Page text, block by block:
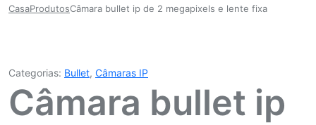
CasaProdutosCâmara bullet ip de 2 megapixels e lente fixa
Categorias: Bullet, Câmaras IP
Câmara bullet ip